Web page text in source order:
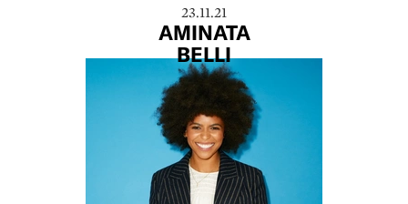
23.11.21
AMINATA
BELLI